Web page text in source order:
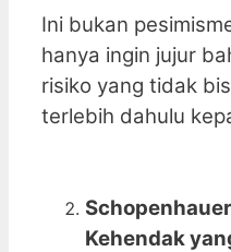
Ini bukan
hanya ingin jujur
risiko yang tidak
terlebih dahulu
Kehendak